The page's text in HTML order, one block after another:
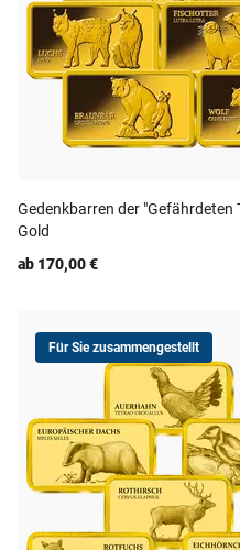
Gedenkbarren der "Gefährdeten
Gold
ab 170,00 €
Für Sie zusammengestellt